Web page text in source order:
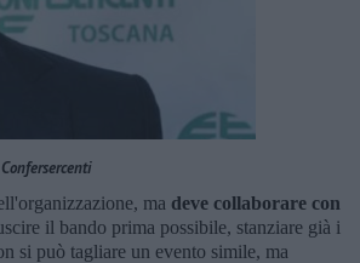
ma deve collaborare con
il bando prima possibile, stanziare già i
si può tagliare un evento simile, ma